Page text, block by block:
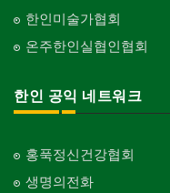
한인미술가협회
온주한인실협인협회
한인 공익 네트워크
홍푹정신건강협회
생명의전화